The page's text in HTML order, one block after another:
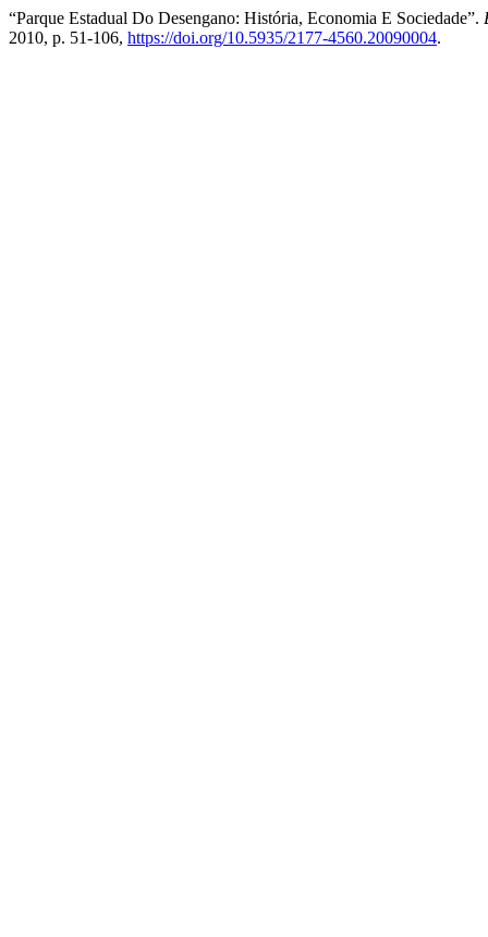
“Parque Estadual Do Desengano: História, Economia E Sociedade”.
2010, p. 51-106, https://doi.org/10.5935/2177-4560.20090004.